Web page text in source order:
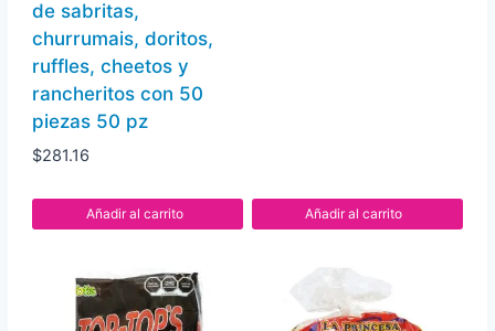
35
pz
cantidad
de sabritas,
churrumais, doritos,
ruffles, cheetos y
rancheritos con 50
piezas 50 pz
$281.16
Añadir al carrito Añadir al carrito